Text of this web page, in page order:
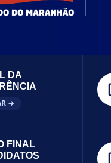
DA
→
FINAL